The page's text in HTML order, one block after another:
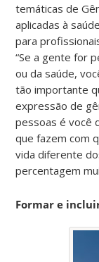
temáticas de
aplicadas à
para
“Se a gente for
ou da saúde,
tão importante
expressão de
pessoas é você
que fazem com
vida diferente
percentagem
Formar e